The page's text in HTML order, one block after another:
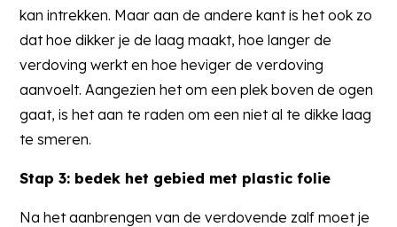
kan intrekken. Maar aan de andere kant is het ook zo
dat hoe dikker je de laag maakt, hoe langer de
verdoving werkt en hoe heviger de verdoving
aanvoelt. Aangezien het om een plek boven de ogen
gaat, is het aan te raden om een niet al te dikke laag
te smeren.
Stap 3: bedek het gebied met plastic folie
Na het aanbrengen van de verdovende zalf moet je